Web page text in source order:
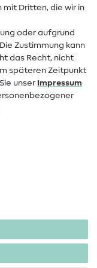
Dritten, die wir in
oder aufgrund
Zustimmung kann
das Recht, nicht
späteren Zeitpunkt
unser Impressum